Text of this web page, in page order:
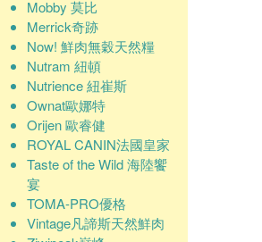
Mobby 莫比
Merrick奇跡
Now! 鮮肉無穀天然糧
Nutram 紐頓
Nutrience 紐崔斯
Ownat歐娜特
Orijen 歐睿健
ROYAL CANIN法國皇家
Taste of the Wild 海陸饗
宴
TOMA-PRO優格
Vintage凡諦斯天然鮮肉